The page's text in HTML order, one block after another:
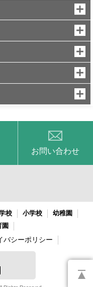
お問い合わせ
校 小学校
幼稚園
園
バシーポリシー